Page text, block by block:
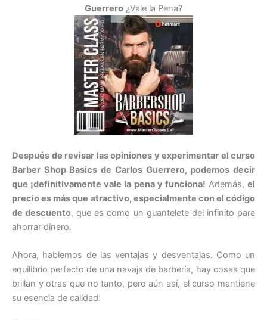
Guerrero ¿Vale la Pena?
Después de revisar las opiniones y experimentar el curso
Barber Shop Basics de Carlos Guerrero, podemos decir
que ¡definitivamente vale la pena y funciona! Además, el
precio es más que atractivo, especialmente con el código
de descuento, que es como un guantelete del infinito para
ahorrar dinero.
Ahora, hablemos de las ventajas y desventajas. Como un
equilibrio perfecto de una navaja de barbería, hay cosas que
brillan y otras que no tanto, pero aún así, el curso mantiene
su esencia de calidad: